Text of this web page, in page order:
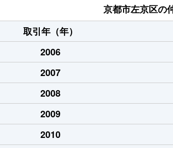
京都市左京区の
取引年（年）
2006
2007
2008
2009
2010